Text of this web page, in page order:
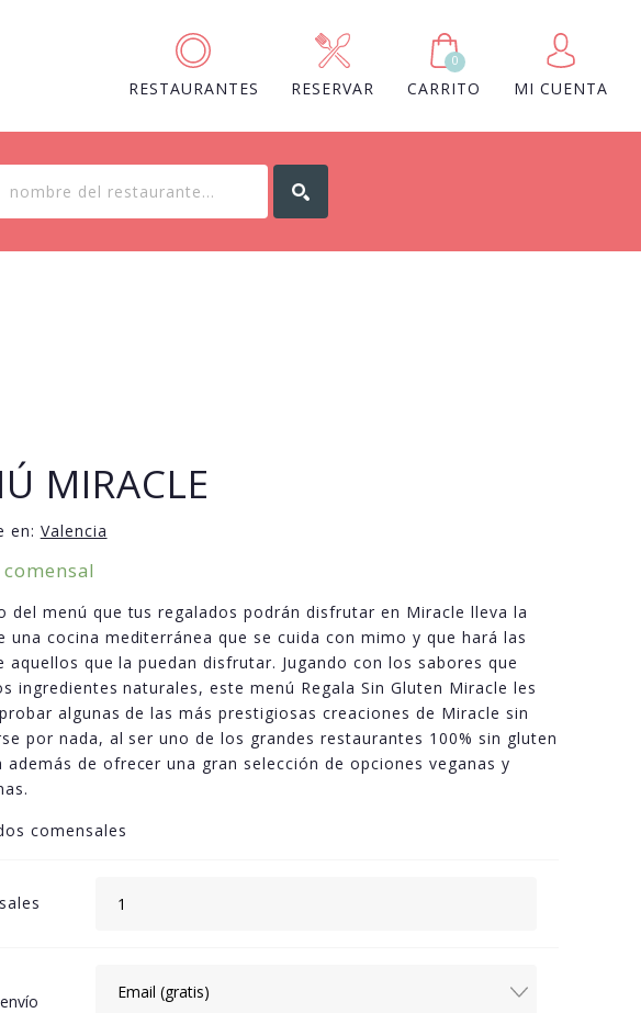
RESTAURANTES RESERVAR
0
CARRITO MI CUENTA
MIRACLE
en: Valencia
del menú que tus regalados podrán disfrutar en Miracle lleva la
una cocina mediterránea que se cuida con mimo y que hará las
aquellos que la puedan disfrutar. Jugando con los sabores que
ingredientes naturales, este menú Regala Sin Gluten Miracle les
algunas de las más prestigiosas creaciones de Miracle sin
por nada, al ser uno de los grandes restaurantes 100% sin gluten
además de ofrecer una gran selección de opciones veganas y
comensales